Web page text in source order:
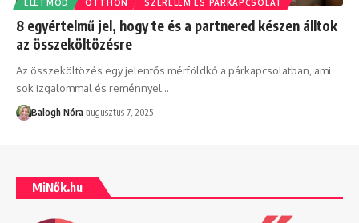
ÉLETMÓD OTTHON SZERELEM ÉS PÁRKAPCSOLAT
8 egyértelmű jel, hogy te és a partnered készen álltok
az összeköltözésre
Az összeköltözés egy jelentős mérföldkő a párkapcsolatban, ami
sok izgalommal és reménnyel…
Balogh Nóra augusztus 7, 2025
MiNők.hu